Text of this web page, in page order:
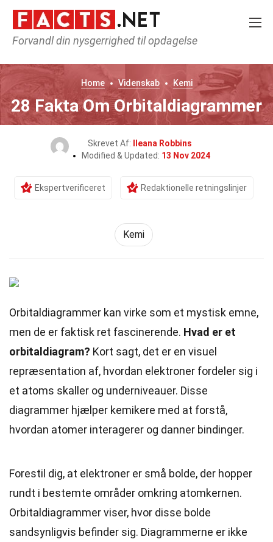
Forvandl din nysgerrighed til opdagelse
Home Videnskab Kemi
28 Fakta Om Orbitaldiagrammer
Skrevet Af:
Ileana Robbins
Modified & Updated: 13 Nov 2024
Ekspertverificeret Redaktionelle retningslinjer
Kemi
Orbitaldiagrammer kan virke som et mystisk emne,
men de er faktisk ret fascinerende. Hvad er et
orbitaldiagram? Kort sagt, det er en visuel
repræsentation af, hvordan elektroner fordeler sig i
et atoms skaller og underniveauer. Disse
diagrammer hjælper kemikere med at forstå,
hvordan atomer interagerer og danner bindinger.
Forestil dig, at elektroner er små bolde, der hopper
rundt i bestemte områder omkring atomkernen.
Orbitaldiagrammer viser, hvor disse bolde
sandsynligvis befinder sig. Diagrammerne er ikke